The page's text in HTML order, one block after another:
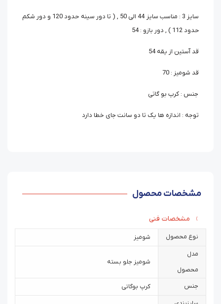
سایز 3 : مناسب سایز 44 الی 50 , ( تا دور سینه حدود 120 و دور شکم
حدود 112 ) , دور بازو : 54
قد آستین از یقه 54
قد شومیز : 70
جنس : کرپ بو گاتی
توجه : اندازه ها یک تا دو سانت جای خطا دارد
مشخصات محصول
مشخصات فنی
نوع محصول شومیز
مدل
محصول
شومیز جلو بسته
جنس کرپ بوگاتی